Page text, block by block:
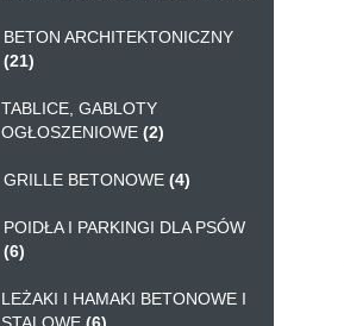
BETON ARCHITEKTONICZNY
(21)
TABLICE, GABLOTY
OGŁOSZENIOWE(2)
GRILLE BETONOWE (4)
POIDŁA I PARKINGI DLA PSÓW
(6)
LEŻAKI I HAMAKI BETONOWE I